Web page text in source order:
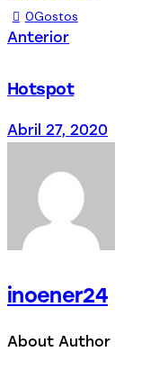
0Gostos
Anterior
Hotspot
Abril 27, 2020
inoener24
About Author